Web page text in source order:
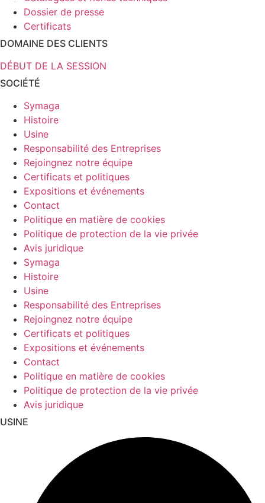
Dossier de presse
Certificats
DOMAINE DES CLIENTS
DÉBUT DE LA SESSION
SOCIÉTÉ
Symaga
Histoire
Usine
Responsabilité des Entreprises
Rejoingnez notre équipe
Certificats et politiques
Expositions et événements
Contact
Politique en matière de cookies
Politique de protection de la vie privée
Avis juridique
Symaga
Histoire
Usine
Responsabilité des Entreprises
Rejoingnez notre équipe
Certificats et politiques
Expositions et événements
Contact
Politique en matière de cookies
Politique de protection de la vie privée
Avis juridique
USINE